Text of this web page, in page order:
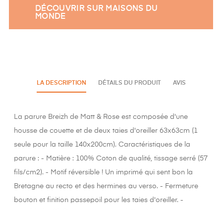
DÉCOUVRIR SUR MAISONS DU
MONDE
LA DESCRIPTION DÉTAILS DU PRODUIT AVIS
La parure Breizh de Matt & Rose est composée d'une
housse de couette et de deux taies d'oreiller 63x63cm (1
seule pour la taille 140x200cm). Caractéristiques de la
parure : - Matière : 100% Coton de qualité, tissage serré (57
fils/cm2). - Motif réversible ! Un imprimé qui sent bon la
Bretagne au recto et des hermines au verso. - Fermeture
bouton et finition passepoil pour les taies d'oreiller. -